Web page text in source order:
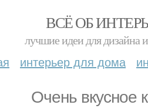
ВСЁ ОБ
лучшие идеи для дизайна
интерьер для дома
Очень вкусное